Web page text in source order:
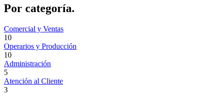
Por categoría.
Comercial y Ventas
10
Operarios y Producción
10
Administración
5
Atención al Cliente
3